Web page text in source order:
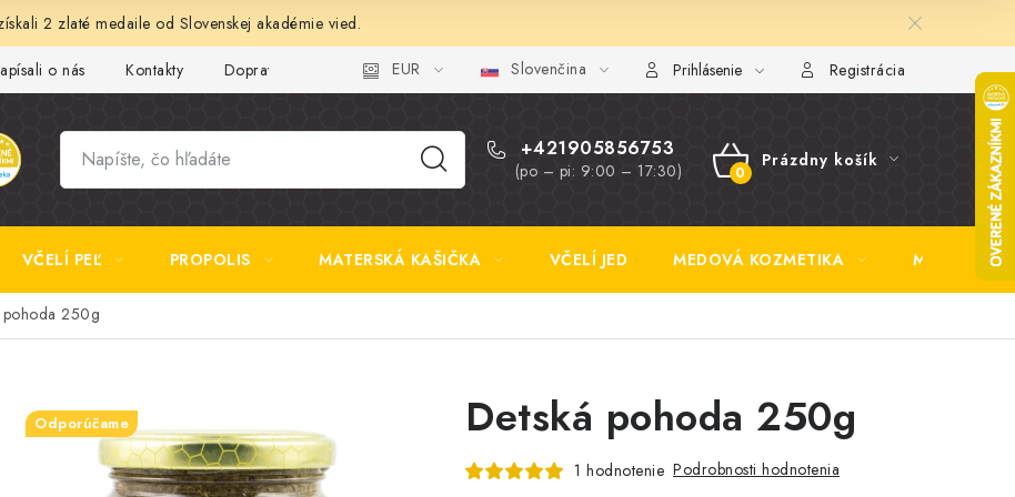
2 zlaté medaile od Slovenskej akadémie vied.
o nás Kontakty Doprava a platba Najčastejšie otázky FAQ Fotogaléria Obchodné podmienky Ochrana
EUR Slovenčina Prihlásenie Registrácia
+421905856753
(po – pi: 9:00 – 17:30)
NÁKUPNÝ
KOŠÍK
Prázdny košík
VČELÍ PEĽ PROPOLIS MATERSKÁ KAŠIČKA VČELÍ JED MEDOVÁ KOZMETIKA MEDOVINA
pohoda 250g
Detská pohoda 250g
1 hodnotenie Podrobnosti hodnotenia
Odporúčame